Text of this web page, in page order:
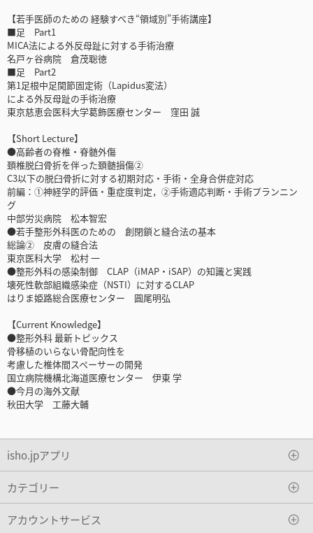
【若手医師のための 経験すべき“領域別”手術講座】
■足 Part1
MICA法による外反母趾に対する手術治療
名戸ヶ谷病院 倉茂聡徳
■足 Part2
第1足根中足関節固定術（Lapidus変法）
による外反母趾の手術治療
東京慈恵会医科大学葛飾医療センター 窪田 誠
【Short Lecture】
●高齢者の脊椎・脊髄外傷
頚椎脱臼骨折を伴った頚髄損傷②
C3以下の脱臼骨折に対する初期対応・手術・全身合併症対応
前編：①神経学的評価・重症度判定，②手術適応判断・手術プランニン
グ
中部労災病院 松本智宏
●若手整形外科医のための 創閉鎖と縫合法の基本
総論② 皮膚の縫合法
東京医科大学 松村 一
●整形外科の感染制御 CLAP（iMAP・iSAP）の知識と実践
壊死性軟部組織感染症（NSTI）に対するCLAP
はりま姫路総合医療センター 圓尾明弘
【Current Knowledge】
●整形外科 最新トピックス
骨移植のいらない骨配向性を
考慮した椎体間スペーサーの開発
国立病院機構北海道医療センター 伊東 学
●今月の海外文献
秋田大学 工藤大輔
isho.jpアプリ
カテゴリー
アカウントサービス